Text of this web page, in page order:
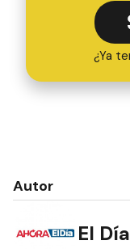
¿Ya
Autor
El